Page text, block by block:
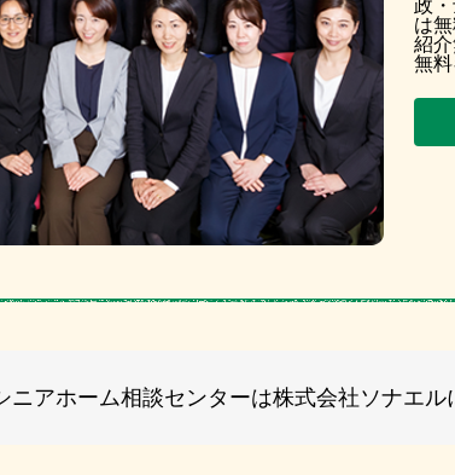
アホーム相談センターは株式会社ソナエル